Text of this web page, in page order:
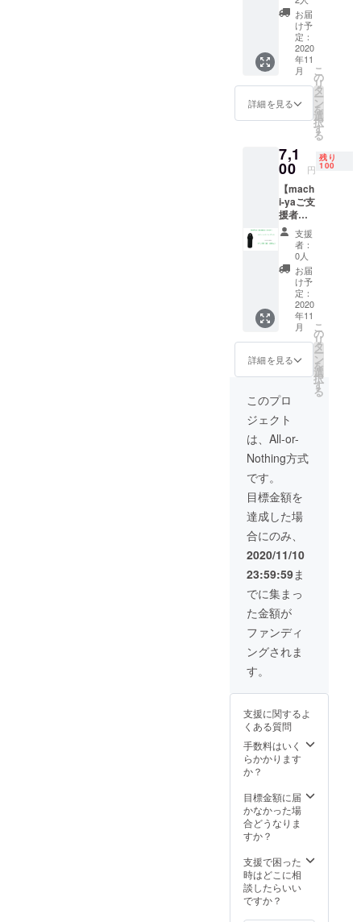
込）に
て承り
ます。
※目標金
額達成
しまし
たらロ
ゴ
(FRpoin
t)が入る
す。
『ス
ティッ
クバッ
グ』× 2
個 一般
販売予
定価格
￥5,680
（税・
とこ
ろ、
machi-
ya支援
者様限
定
15%off
￥4,940
（税・
送料
込）に
て承り
ます。
※目標金
額達成
しまし
(FRpoin
予定で
す。
お届
け予
定：
2020
年11
月
詳細を見る
こ
の
リ
タ
ー
ン
を
選
択
す
る
7,1
00 円
残り
100
【mach
i-yaご支
援者様
限定：
20％OF
『ス
ティッ
クバッ
グ』× 3
個 一般
販売予
定価格
￥8,520
（税・
込）の
とこ
ろ、
machi-
ya支援
者様限
の
￥7,100
（税・
送料
込）に
て承り
ます。
※目標金
額達成
しまし
たらロ
ゴ
(FRpoin
す。
支援
者：
0人
お届
け予
定：
2020
年11
月
詳細を見る
こ
の
リ
タ
ー
ン
を
選
択
す
る
このプロ
ジェクト
は、All-or-
Nothing方式
です。
目標金額を
達成した場
合にのみ、
2020/11/10
23:59:59ま
でに集まっ
た金額が
ファンディ
ングされま
す。
支援に関するよ
くある質問
手数料はいく
らかかります
か？
目標金額に届
かなかった場
合どうなりま
すか？
支援で困った
時はどこに相
談したらいい
ですか？